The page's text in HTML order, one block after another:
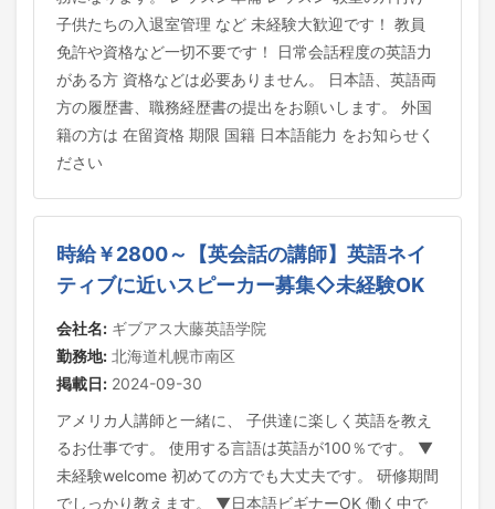
子供たちの入退室管理 など 未経験大歓迎です！ 教員
免許や資格など一切不要です！ 日常会話程度の英語力
がある方 資格などは必要ありません。 日本語、英語両
方の履歴書、職務経歴書の提出をお願いします。 外国
籍の方は 在留資格 期限 国籍 日本語能力 をお知らせく
ださい
時給￥2800～【英会話の講師】英語ネイ
ティブに近いスピーカー募集◇未経験OK
会社名: ギブアス大藤英語学院
勤務地: 北海道札幌市南区
掲載日: 2024-09-30
アメリカ人講師と一緒に、 子供達に楽しく英語を教え
るお仕事です。 使用する言語は英語が100％です。 ▼
未経験welcome 初めての方でも大丈夫です。 研修期間
でしっかり教えます。 ▼日本語ビギナーOK 働く中で